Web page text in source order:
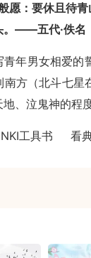
愿：要休且待
——五代·佚名
青年男女相爱的
南方（北斗七
、泣鬼神的程度
工具书 看